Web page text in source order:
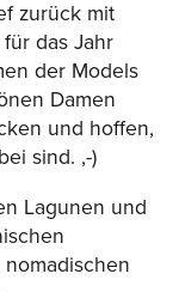
zurück mit
das Jahr
der Models
Damen
und hoffen,
sind. ,-)
Lagunen und